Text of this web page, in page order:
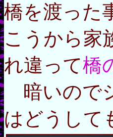
橋を渡った
こうから家
れ違って橋
暗いので
はどうして